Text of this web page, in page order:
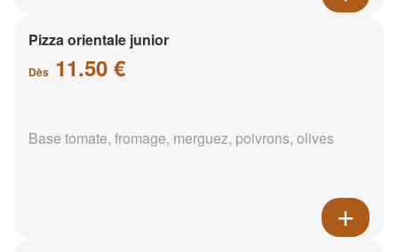
Pizza orientale junior
Dès 11.50 €
Base tomate, fromage, merguez, poivrons, olives